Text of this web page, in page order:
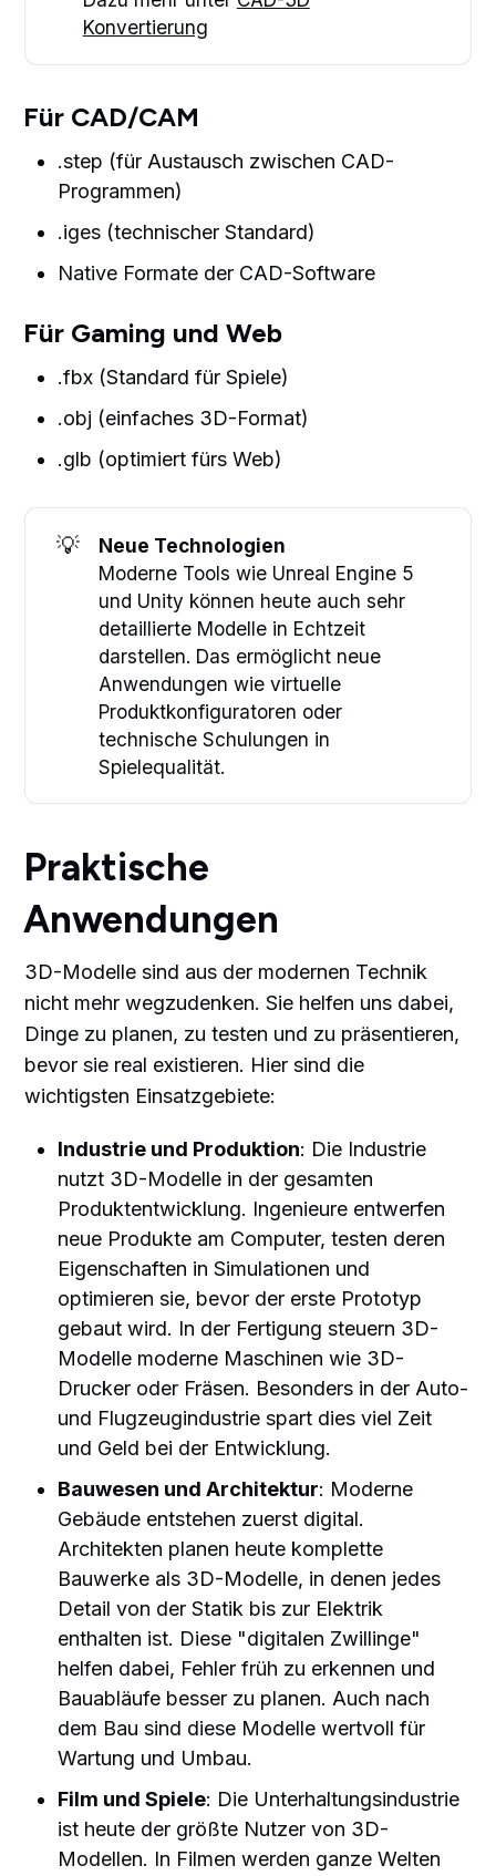
Konvertierung
Für CAD/CAM
.step (für Austausch zwischen CAD-
Programmen)
.iges (technischer Standard)
Native Formate der CAD-Software
Für Gaming und Web
.fbx (Standard für Spiele)
.obj (einfaches 3D-Format)
.glb (optimiert fürs Web)
💡
Neue Technologien
Moderne Tools wie Unreal Engine 5
und Unity können heute auch sehr
detaillierte Modelle in Echtzeit
darstellen. Das ermöglicht neue
Anwendungen wie virtuelle
Produktkonfiguratoren oder
technische Schulungen in
Spielequalität.
Praktische
Anwendungen
3D-Modelle sind aus der modernen Technik
nicht mehr wegzudenken. Sie helfen uns dabei,
Dinge zu planen, zu testen und zu präsentieren,
bevor sie real existieren. Hier sind die
wichtigsten Einsatzgebiete:
Industrie und Produktion: Die Industrie
nutzt 3D-Modelle in der gesamten
Produktentwicklung. Ingenieure entwerfen
neue Produkte am Computer, testen deren
Eigenschaften in Simulationen und
optimieren sie, bevor der erste Prototyp
gebaut wird. In der Fertigung steuern 3D-
Modelle moderne Maschinen wie 3D-
Drucker oder Fräsen. Besonders in der Auto-
und Flugzeugindustrie spart dies viel Zeit
und Geld bei der Entwicklung.
Bauwesen und Architektur: Moderne
Gebäude entstehen zuerst digital.
Architekten planen heute komplette
Bauwerke als 3D-Modelle, in denen jedes
Detail von der Statik bis zur Elektrik
enthalten ist. Diese "digitalen Zwillinge"
helfen dabei, Fehler früh zu erkennen und
Bauabläufe besser zu planen. Auch nach
dem Bau sind diese Modelle wertvoll für
Wartung und Umbau.
Film und Spiele: Die Unterhaltungsindustrie
ist heute der größte Nutzer von 3D-
Modellen. In Filmen werden ganze Welten